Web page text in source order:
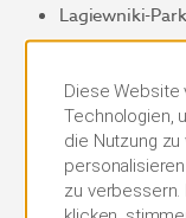
Lagiewniki-Park
Jüdischer
Manufaktura-
MS2
Diese Website
Technologien,
die Nutzung zu
zu verbessern.